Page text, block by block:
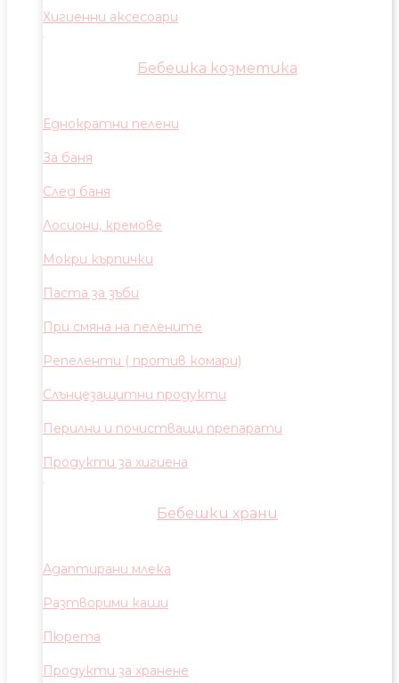
Хигиенни аксесоари
Бебешка козметика
Еднократни пелени
За баня
След баня
Лосиони, кремове
Мокри кърпички
Паста за зъби
При смяна на пелените
Репеленти ( против комари)
Слънцезащитни продукти
Перилни и почистващи препарати
Продукти за хигиена
Бебешки храни
Адаптирани млека
Разтворими каши
Пюрета
Продукти за хранене